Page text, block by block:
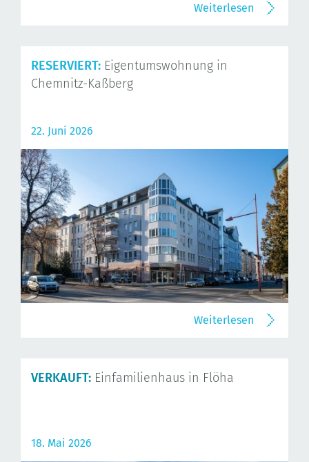
Weiterlesen
RESERVIERT: Eigentumswohnung in
Chemnitz-Kaßberg
22. Juni 2026
Weiterlesen
VERKAUFT: Einfamilienhaus in Flöha
18. Mai 2026